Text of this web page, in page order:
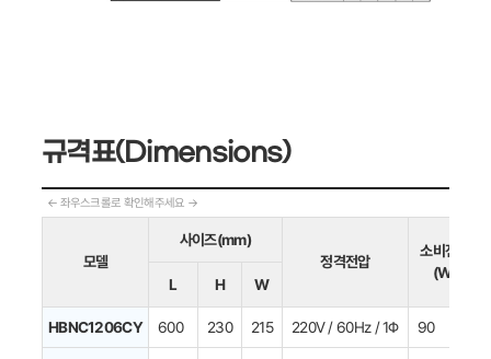
규격표(Dimensions)
모델
사이즈(mm)
정격전압
소비전력
(W)
L H W
HBNC1206CY 600 230 215 220V / 60Hz / 1Φ 90